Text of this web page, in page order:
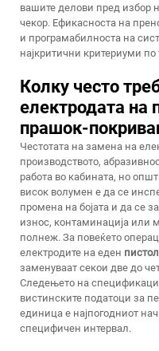
вашите делови пред избор
чекор. Ефикасноста на
и програмабилноста на
најкритични критериуми по
Колку често
електродата на
прашок-
Честотата на замена на
производството,
работа во кабината, но
висок волумен е да се
промена на бојата и да се
износ, контаминација или
полнеж. За повеќето
електродите на еден
заменуваат секои две до
Следењето на
вистинските податоци за
единица е најпогодниот
специфичен интервал.